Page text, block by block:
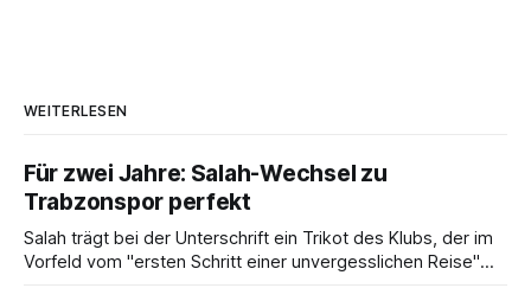
WEITERLESEN
Für zwei Jahre: Salah-Wechsel zu
Trabzonspor perfekt
Salah trägt bei der Unterschrift ein Trikot des Klubs, der im
Vorfeld vom "ersten Schritt einer unvergesslichen Reise"